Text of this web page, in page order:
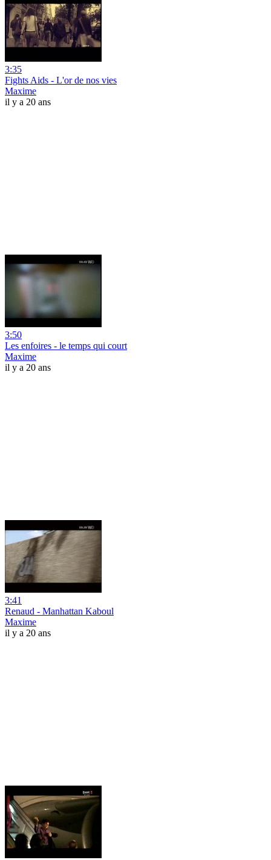
3:35
Fights Aids - L'or de nos vies
Maxime
il y a 20 ans
3:50
Les enfoires - le temps qui court
Maxime
il y a 20 ans
3:41
Renaud - Manhattan Kaboul
Maxime
il y a 20 ans